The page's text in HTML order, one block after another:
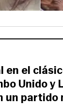
en el
Unido y
un partido